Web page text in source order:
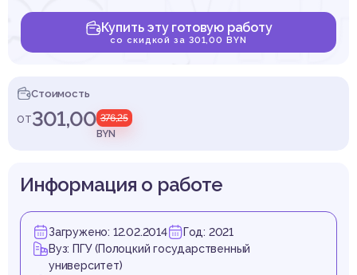
Купить эту готовую работу
со скидкой за 301,00 BYN
Стоимость
от301,00 376,25
BYN
Информация о работе
Загружено: 12.02.2014
Год: 2021
Вуз: ПГУ (Полоцкий государственный
университет)